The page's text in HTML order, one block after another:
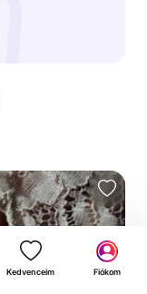
Kedvenceim Fiókom